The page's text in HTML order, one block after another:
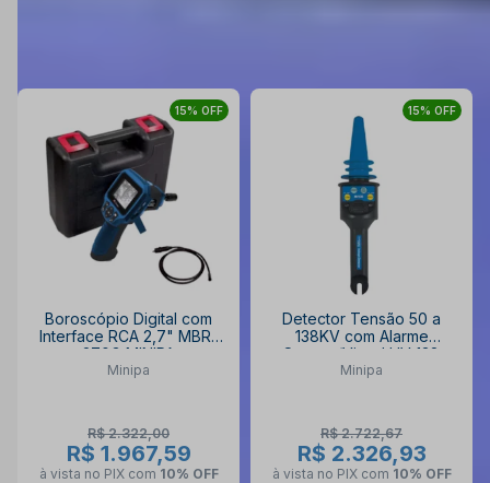
15% OFF
Boroscópio Digital com
Interface RCA 2,7" MBR-
270G MINIPA
Minipa
R$ 2.322,00
R$ 1.967,59
à vista no PIX com 10% OFF
15% OFF
Detector Tensão 50 a
138KV com Alarme
Sonoro/Visual HV 138
MINIPA
Minipa
R$ 2.722,67
R$ 2.326,93
à vista no PIX com 10% OFF